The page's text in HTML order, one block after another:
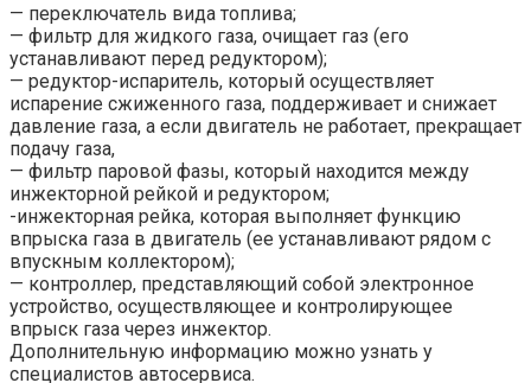
— переключатель вида топлива;
— фильтр для жидкого газа, очищает газ (его
устанавливают перед редуктором);
— редуктор-испаритель, который осуществляет
испарение сжиженного газа, поддерживает и снижает
давление газа, а если двигатель не работает, прекращает
подачу газа,
— фильтр паровой фазы, который находится между
инжекторной рейкой и редуктором;
-инжекторная рейка, которая выполняет функцию
впрыска газа в двигатель (ее устанавливают рядом с
впускным коллектором);
— контроллер, представляющий собой электронное
устройство, осуществляющее и контролирующее
впрыск газа через инжектор.
Дополнительную информацию можно узнать у
специалистов автосервиса.